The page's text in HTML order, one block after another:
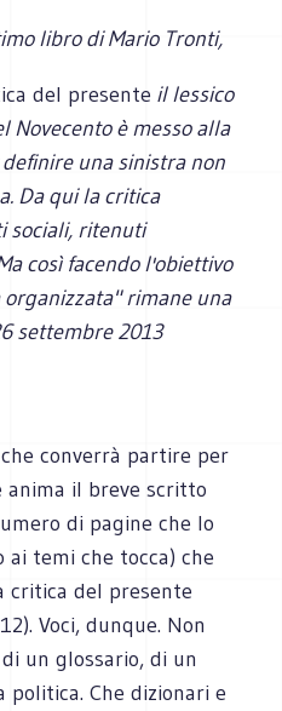
libro di Mario Tronti,
del presente il lessico
Novecento è messo alla
una sinistra non
Da qui la critica
sociali, ritenuti
così facendo l'obiettivo
rimane una
settembre 2013
converrà partire per
il breve scritto
di pagine che lo
ai temi che tocca) che
critica del presente
Voci, dunque. Non
un glossario, di un
politica. Che dizionari e